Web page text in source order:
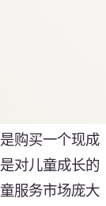
购买一个现成
对儿童成长的
服务市场庞大